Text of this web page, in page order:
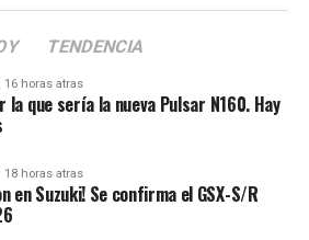
TENDENCIA
16 horas atras
la que sería la nueva Pulsar N160. Hay
18 horas atras
en Suzuki! Se confirma el GSX-S/R